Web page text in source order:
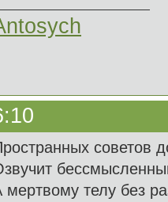
советов
мертвому телу без